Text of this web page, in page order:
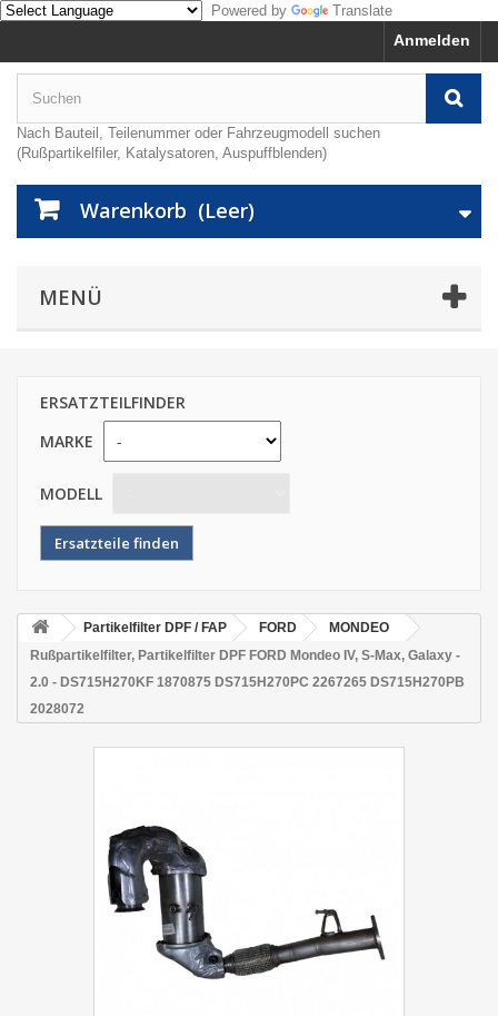
Powered by Translate
Anmelden
Nach Bauteil, Teilenummer oder Fahrzeugmodell suchen
(Rußpartikelfiler, Katalysatoren, Auspuffblenden)
Warenkorb (Leer)
MENÜ
ERSATZTEILFINDER
MARKE
MODELL
Partikelfilter DPF / FAP FORD
MONDEO
Rußpartikelfilter, Partikelfilter DPF FORD Mondeo IV, S-Max, Galaxy -
2.0 - DS715H270KF 1870875 DS715H270PC 2267265 DS715H270PB
2028072